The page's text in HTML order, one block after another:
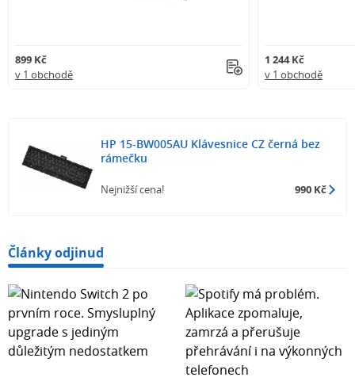
899 Kč
v 1 obchodě
1 244 Kč
v 1 obchodě
HP 15-BW005AU Klávesnice CZ černá bez
rámečku
Nejnižší cena! 990 Kč
Články odjinud